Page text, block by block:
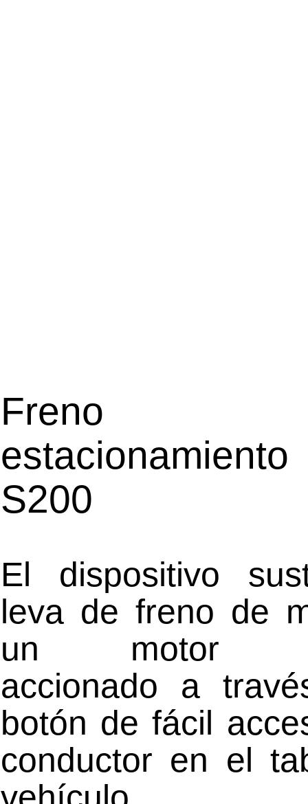
Freno
S200
El dispositivo
leva de freno de
un motor
accionado a
botón de fácil
conductor en el